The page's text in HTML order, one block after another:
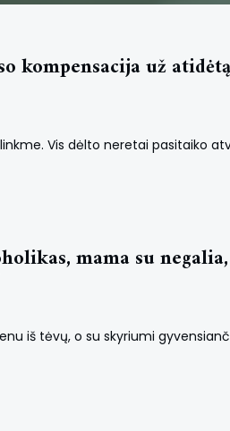
kompensacija už
Vis dėlto neretai pasitaiko
mama su negalia,
iš tėvų, o su skyriumi